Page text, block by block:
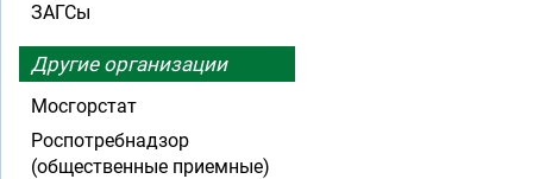
ЗАГСы
Другие организации
Мосгорстат
Роспотребнадзор
(общественные приемные)